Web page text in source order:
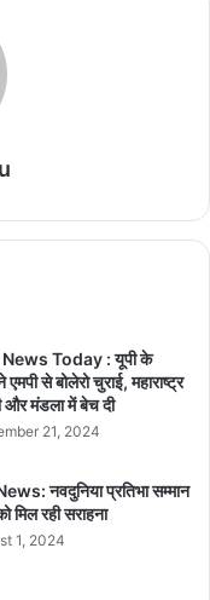
Today : यूपी के
एमपी से बोलेरो चुराई, महाराष्ट्र
और मंडला में बेच दी
21, 2024
नवदुनिया प्रतिभा सम्मान
मिल रही सराहना
1, 2024